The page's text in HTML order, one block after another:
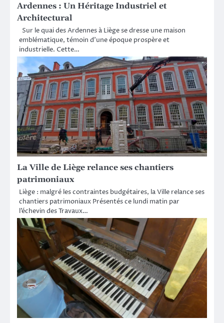
Ardennes : Un Héritage Industriel et
Architectural
Sur le quai des Ardennes à Liège se dresse une maison
emblématique, témoin d’une époque prospère et
industrielle. Cette…
La Ville de Liège relance ses chantiers
patrimoniaux
Liège : malgré les contraintes budgétaires, la Ville relance ses
chantiers patrimoniaux Présentés ce lundi matin par
l’échevin des Travaux…